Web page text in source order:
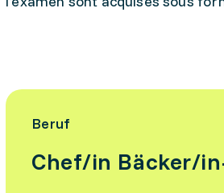
Beruf
Chef/in Bäcker/